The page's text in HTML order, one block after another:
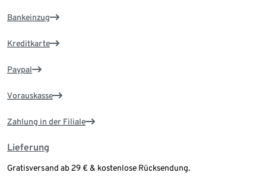
Bankeinzug
Kreditkarte
Paypal
Vorauskasse
Zahlung in der Filiale
Lieferung
Gratisversand ab 29 € & kostenlose Rücksendung.